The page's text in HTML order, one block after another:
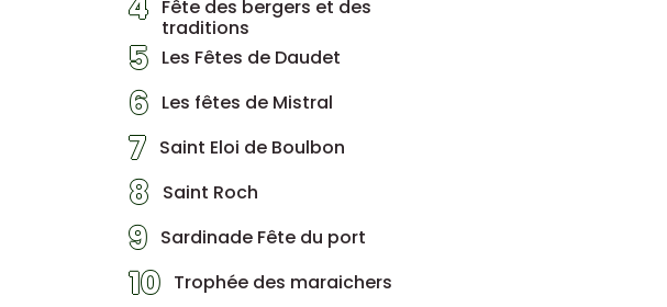
Fête des bergers et des
traditions
5 Les Fêtes de Daudet
6 Les fêtes de Mistral
7 Saint Eloi de Boulbon
8 Saint Roch
9 Sardinade Fête du port
10 Trophée des maraichers